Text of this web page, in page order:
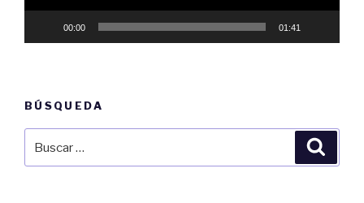
00:00 01:41
BÚSQUEDA